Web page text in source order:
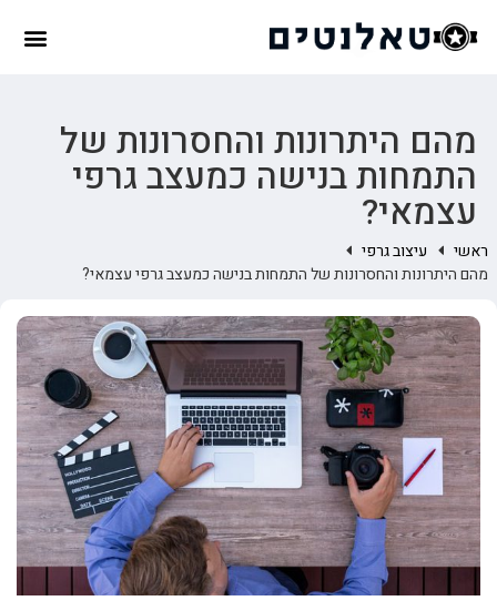
מהם היתרונות והחסרונות של
התמחות בנישה כמעצב גרפי
עצמאי?
ראשי
עיצוב גרפי
מהם היתרונות והחסרונות של התמחות בנישה כמעצב גרפי עצמאי?